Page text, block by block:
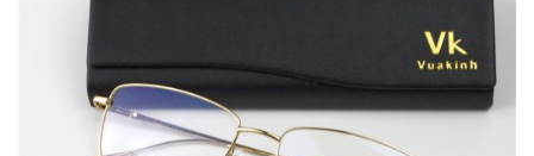
Add to
Wishlist